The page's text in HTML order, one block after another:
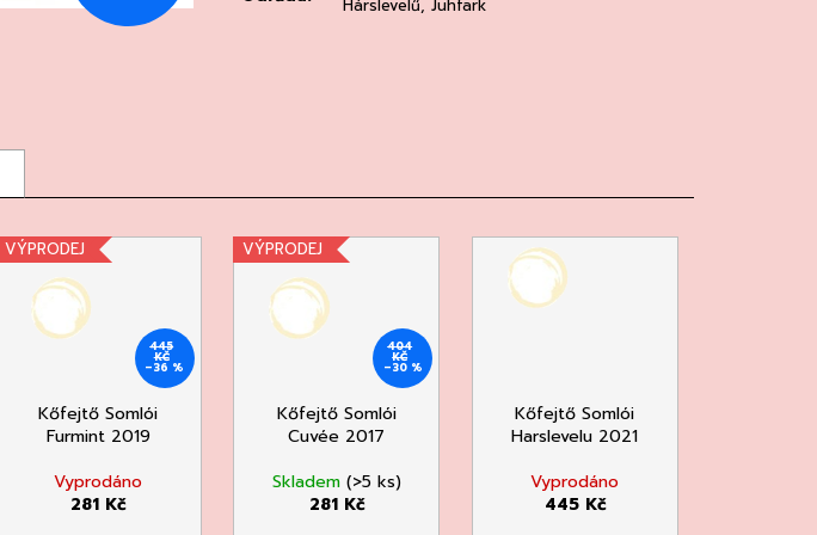
Hárslevelű, Juhfark
VÝPRODEJ
445
KČ
–36 %
Kőfejtő Somlói
Furmint 2019
Vyprodáno
281 Kč
VÝPRODEJ
404
KČ
–30 %
Kőfejtő Somlói
Cuvée 2017
Skladem (>5 ks)
281 Kč
Kőfejtő Somlói
Harslevelu 2021
Vyprodáno
445 Kč